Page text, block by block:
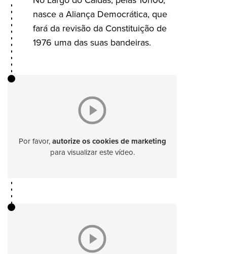
nasce a Aliança Democrática, que
fará da revisão da Constituição de
1976 uma das suas bandeiras.
Por favor, autorize os cookies de marketing
para visualizar este vídeo.